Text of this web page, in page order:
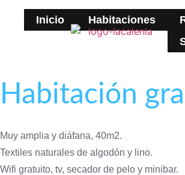
Inicio Habitaciones
Habitación
Muy amplia y diáfana, 40m2.
Textiles naturales de algodón y lino.
Wifi gratuito, tv, secador de pelo y minibar.